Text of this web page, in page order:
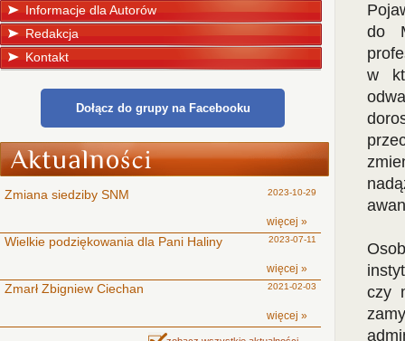
Informacje dla Autorów
Redakcja
Kontakt
Dołącz do grupy na Facebooku
Zmiana siedziby SNM 2023-10-29
więcej »
Wielkie podziękowania dla Pani Haliny 2023-07-11
więcej »
Zmarł Zbigniew Ciechan 2021-02-03
więcej »
do
w
czy